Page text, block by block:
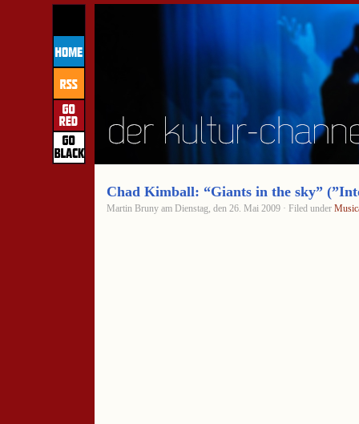
Chad Kimball: “Giants in the sky”
Martin Bruny am Dienstag, den 26. Mai 2009 · Filed under